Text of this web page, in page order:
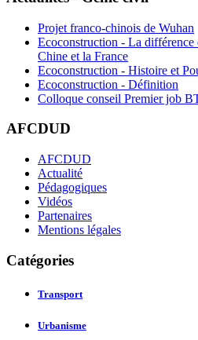
Projet franco-chinois de Wuhan
Ecoconstruction - La différence
Chine et la France
Ecoconstruction - Histoire et
Ecoconstruction - Définition
Colloque conseil Premier job
AFCDUD
AFCDUD
Actualité
Pédagogiques
Vidéos
Partenaires
Mentions légales
Catégories
Transport
Urbanisme